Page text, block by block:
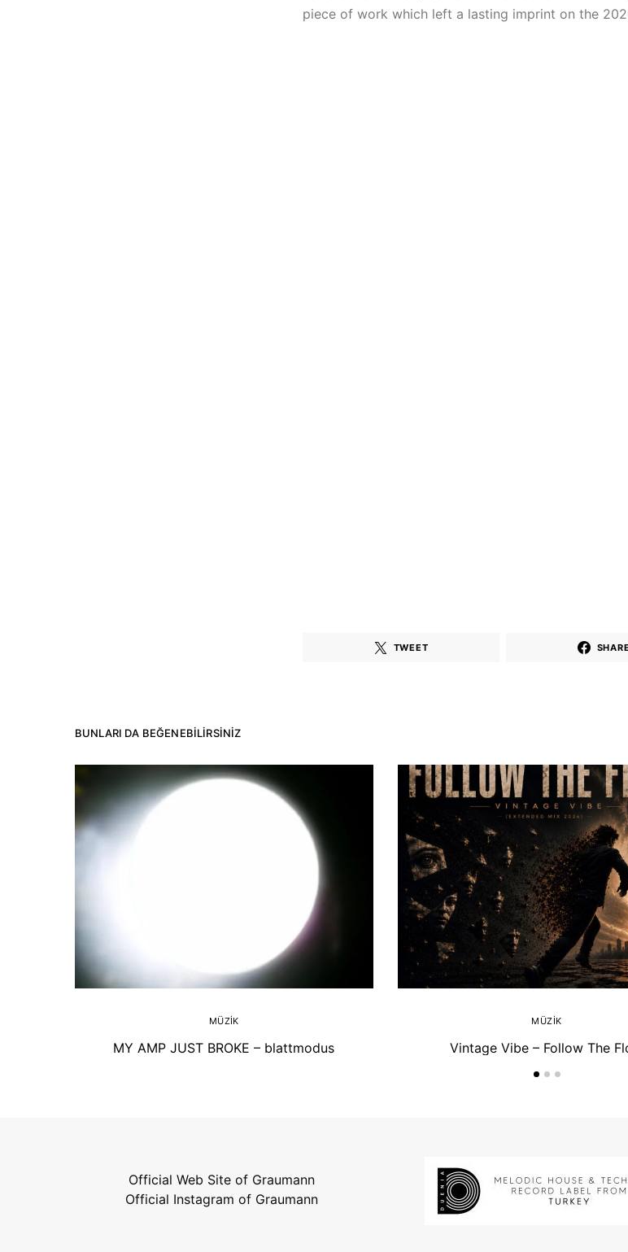
piece of work which left a lasting imprint on the
TWEET SHARE
BUNLARI DA BEĞENEBILIRSINIZ
MÜZIK
MY AMP JUST BROKE – blattmodus
MÜZIK
Vintage Vibe – Follow The
Official Web Site of Graumann
Official Instagram of Graumann